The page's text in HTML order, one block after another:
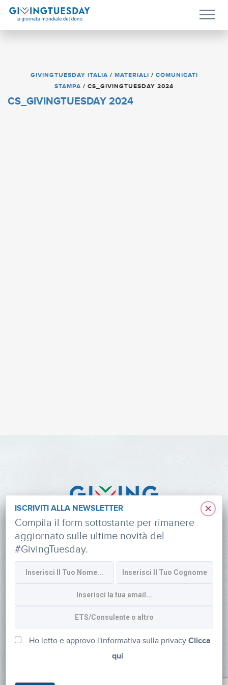
GIVINGTUESDAY ITALIA / MATERIALI / COMUNICATI
STAMPA / CS_GIVINGTUESDAY 2024
CS_GIVINGTUESDAY 2024
Informativa sulla privacy
CONTATTI
via Roberto Lepetit 8/10 – 20124 Milano
info@fondazioneaifr.org
Tel: +39 02 47924880
×
ISCRIVITI ALLA NEWSLETTER
Compila il form sottostante per rimanere
aggiornato sulle ultime novità del
#GivingTuesday.
Ho letto e approvo l'informativa sulla privacyClicca
qui